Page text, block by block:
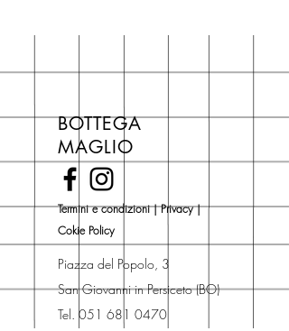
Numero pagine: 208
3/4 giorni, secondo disponibilità
di copertina, escluse le ultime
novità Maglio Editore (vedi etichetta
Novità).
Una volta nel carrello puoi decidere
se acquistare sul sito con
spedizione con corriere o se
risparmiare sulle spese di
spedizione e ritirare il libro presso
Libreria degli Orsi, Piazza del
Popolo 3, 40017
BOTTEGA
MAGLIO
Termini e condizioni|Privacy|
Cokie Policy
Piazza del Popolo, 3
San Giovanni in Persiceto (BO)
Tel. 051 681 0470